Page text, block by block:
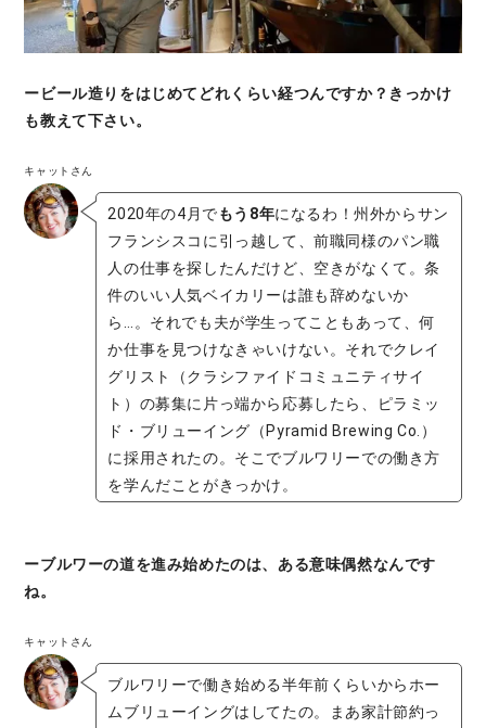
ービール造りをはじめてどれくらい経つんですか？きっかけ
も教えて下さい。
キャットさん
2020年の4月でもう8年になるわ！州外からサン
フランシスコに引っ越して、前職同様のパン職
人の仕事を探したんだけど、空きがなくて。条
件のいい人気ベイカリーは誰も辞めないか
ら…。それでも夫が学生ってこともあって、何
か仕事を見つけなきゃいけない。それでクレイ
グリスト（クラシファイドコミュニティサイ
ト）の募集に片っ端から応募したら、ピラミッ
ド・ブリューイング（Pyramid Brewing Co.）
に採用されたの。そこでブルワリーでの働き方
を学んだことがきっかけ。
ーブルワーの道を進み始めたのは、ある意味偶然なんです
ね。
キャットさん
ブルワリーで働き始める半年前くらいからホー
ムブリューイングはしてたの。まあ家計節約っ